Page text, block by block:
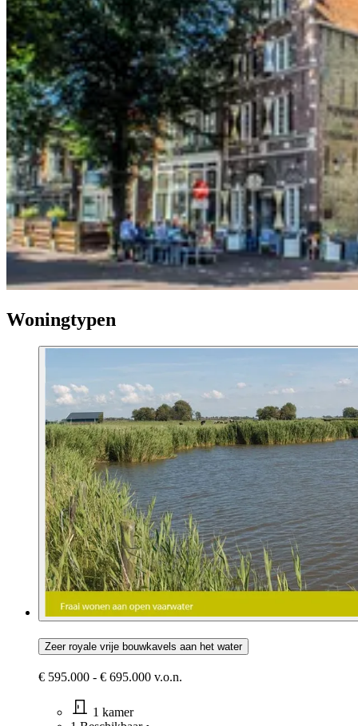
Woningtypen
Zeer royale vrije bouwkavels aan het water
€ 595.000 - € 695.000 v.o.n.
1 kamer